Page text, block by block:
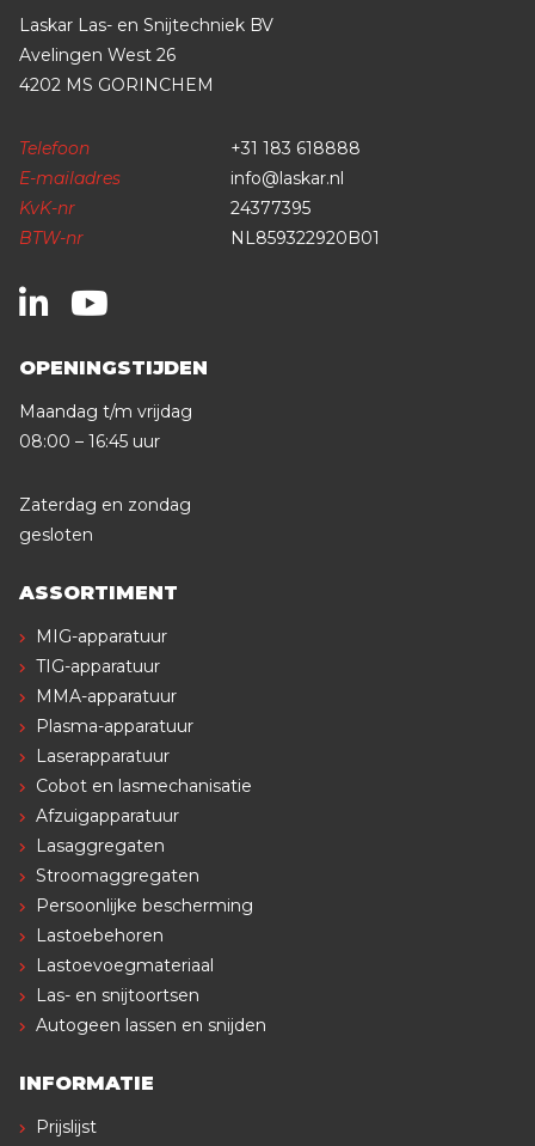
Laskar Las- en Snijtechniek BV
Avelingen West 26
4202 MS GORINCHEM
Telefoon
+31 183 618888
E-mailadres
info@laskar.nl
KvK-nr
24377395
BTW-nr
NL859322920B01
OPENINGSTIJDEN
Maandag t/m vrijdag
08:00 – 16:45 uur
Zaterdag en zondag
gesloten
ASSORTIMENT
MIG-apparatuur
TIG-apparatuur
MMA-apparatuur
Plasma-apparatuur
Laserapparatuur
Cobot en lasmechanisatie
Afzuigapparatuur
Lasaggregaten
Stroomaggregaten
Persoonlijke bescherming
Lastoebehoren
Lastoevoegmateriaal
Las- en snijtoortsen
Autogeen lassen en snijden
INFORMATIE
Prijslijst